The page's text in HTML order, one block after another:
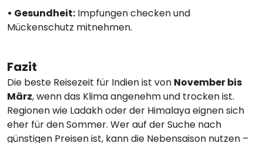
• Gesundheit: Impfungen checken und
Mückenschutz mitnehmen.
Fazit
Die beste Reisezeit für Indien ist von November bis
März, wenn das Klima angenehm und trocken ist.
Regionen wie Ladakh oder der Himalaya eignen sich
eher für den Sommer. Wer auf der Suche nach
günstigen Preisen ist, kann die Nebensaison nutzen –